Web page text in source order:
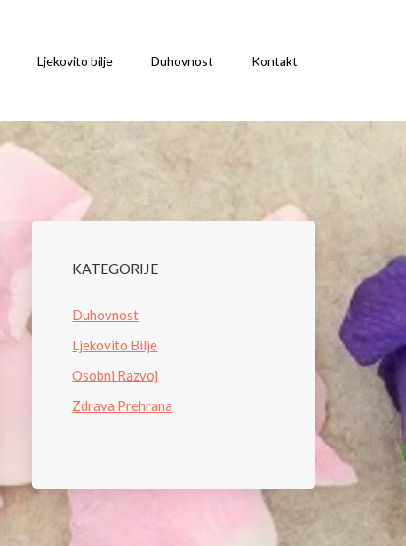
Ljekovito bilje Duhovnost Kontakt
KATEGORIJE
Duhovnost
Ljekovito Bilje
Osobni Razvoj
Zdrava Prehrana